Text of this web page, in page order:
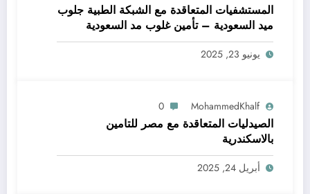
المستشفيات المتعاقدة مع الشبكة الطبية جلوب
ميد السعودية – تأمين غلوب مد السعودية
يونيو 23, 2025
MohammedKhalf
0
الصيدليات المتعاقدة مع مصر للتامين
بالاسكندرية
أبريل 24, 2025